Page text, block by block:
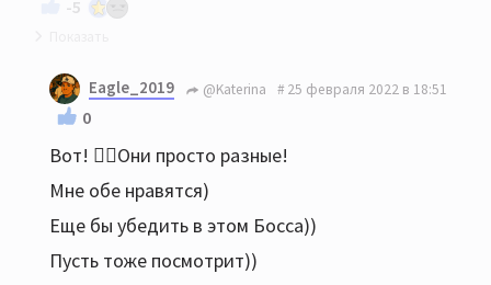
-5
Посмотрела.
Качественно лучше первой части, но по
Eagle_2019 @Katerina 25 февраля 2022 в 18:51
0
Вот! ☝🏻Они просто разные!
Мне обе нравятся)
Еще бы убедить в этом Босса))
Пусть тоже посмотрит))